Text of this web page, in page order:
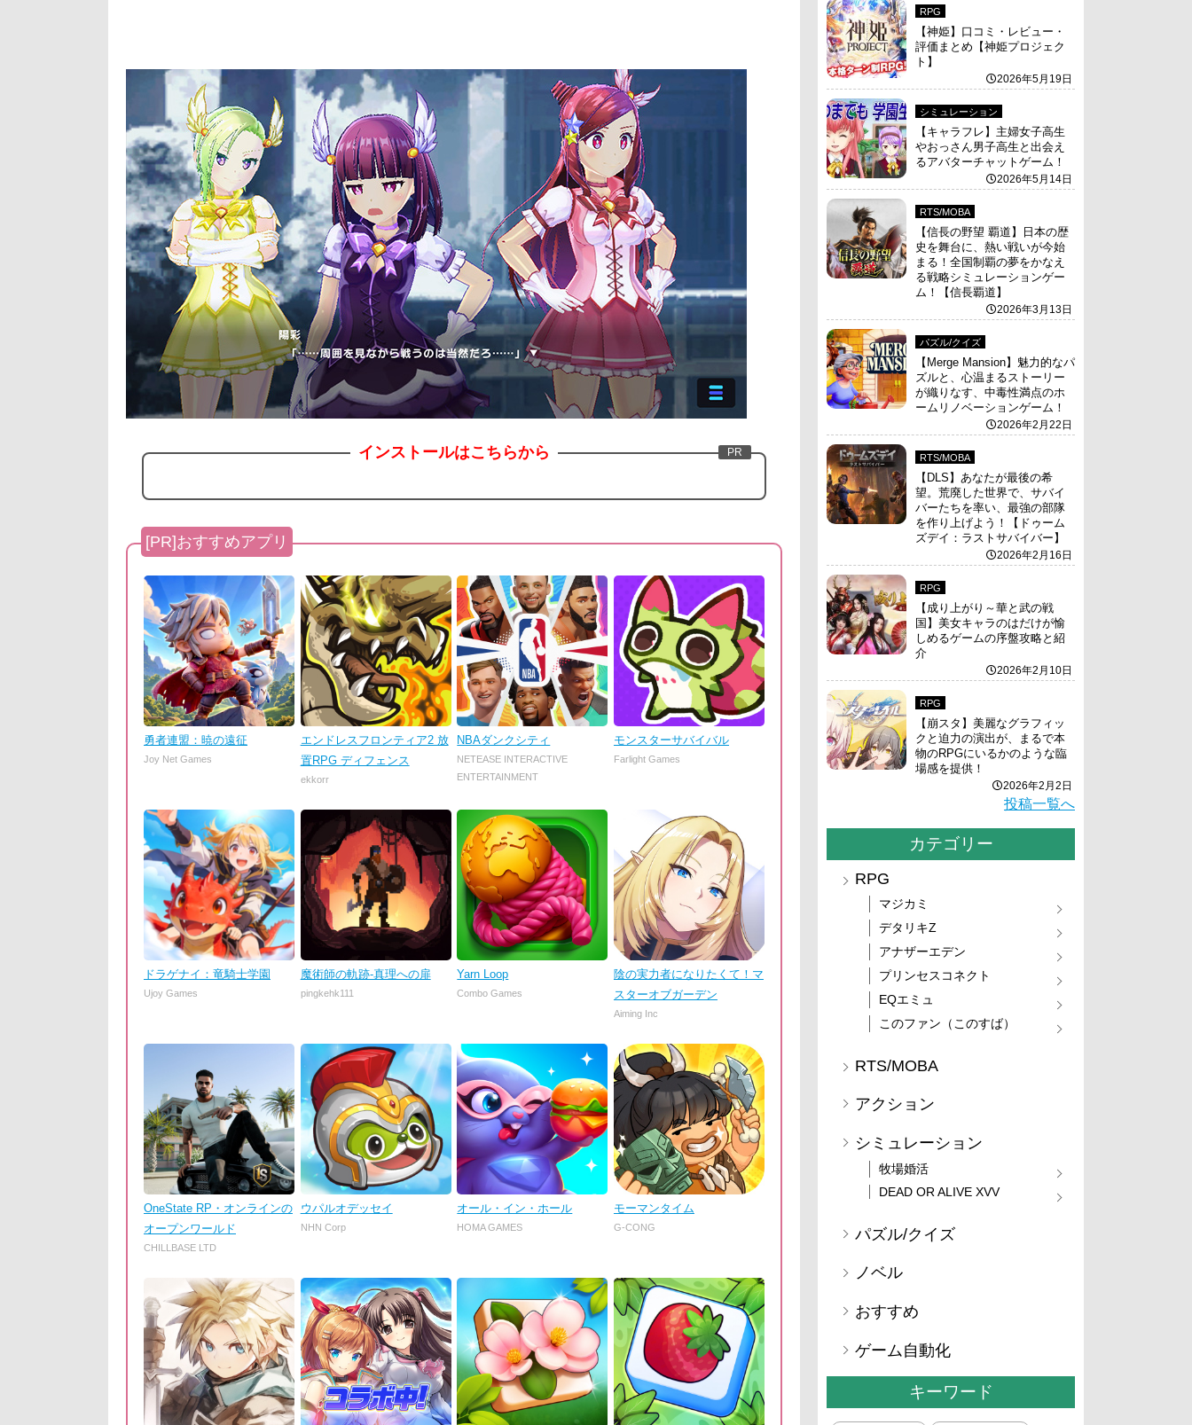
インストールはこちらから
勇者連盟：暁の遠征
Joy Net Games
エンドレスフロンティア2 放
置RPG ディフェンス
ekkorr
NBAダンクシティ
NETEASE INTERACTIVE
ENTERTAINMENT
モンスターサバイバル
Farlight Games
ドラゲナイ：竜騎士学園
Ujoy Games
魔術師の軌跡-真理への扉
pingkehk111
Yarn Loop
Combo Games
陰の実力者になりたくて！マ
スターオブガーデン
Aiming Inc
OneState RP・オンラインの
オープンワールド
CHILLBASE LTD
ウパルオデッセイ
NHN Corp
オール・イン・ホール
HOMA GAMES
モーマンタイム
G-CONG
RPG
【神姫】口コミ・レビュー・
評価まとめ【神姫プロジェク
ト】
2026年5月19日
シミュレーション
【キャラフレ】主婦女子高生
やおっさん男子高生と出会え
るアバターチャットゲーム！
2026年5月14日
RTS/MOBA
【信長の野望 覇道】日本の歴
史を舞台に、熱い戦いが今始
まる！全国制覇の夢をかなえ
る戦略シミュレーションゲー
ム！【信長覇道】
2026年3月13日
パズル/クイズ
【Merge Mansion】魅力的なパ
ズルと、心温まるストーリー
が織りなす、中毒性満点のホ
ームリノベーションゲーム！
2026年2月22日
RTS/MOBA
【DLS】あなたが最後の希
望。荒廃した世界で、サバイ
バーたちを率い、最強の部隊
を作り上げよう！【ドゥーム
ズデイ：ラストサバイバー】
2026年2月16日
RPG
【成り上がり～華と武の戦
国】美女キャラのはだけが愉
しめるゲームの序盤攻略と紹
介
2026年2月10日
RPG
【崩スタ】美麗なグラフィッ
クと迫力の演出が、まるで本
物のRPGにいるかのような臨
場感を提供！
2026年2月2日
投稿一覧へ
カテゴリー
RPG
マジカミ
デタリキZ
アナザーエデン
プリンセスコネクト
EQエミュ
このファン（このすば）
RTS/MOBA
アクション
シミュレーション
牧場婚活
DEAD OR ALIVE XVV
パズル/クイズ
ノベル
おすすめ
ゲーム自動化
キーワード